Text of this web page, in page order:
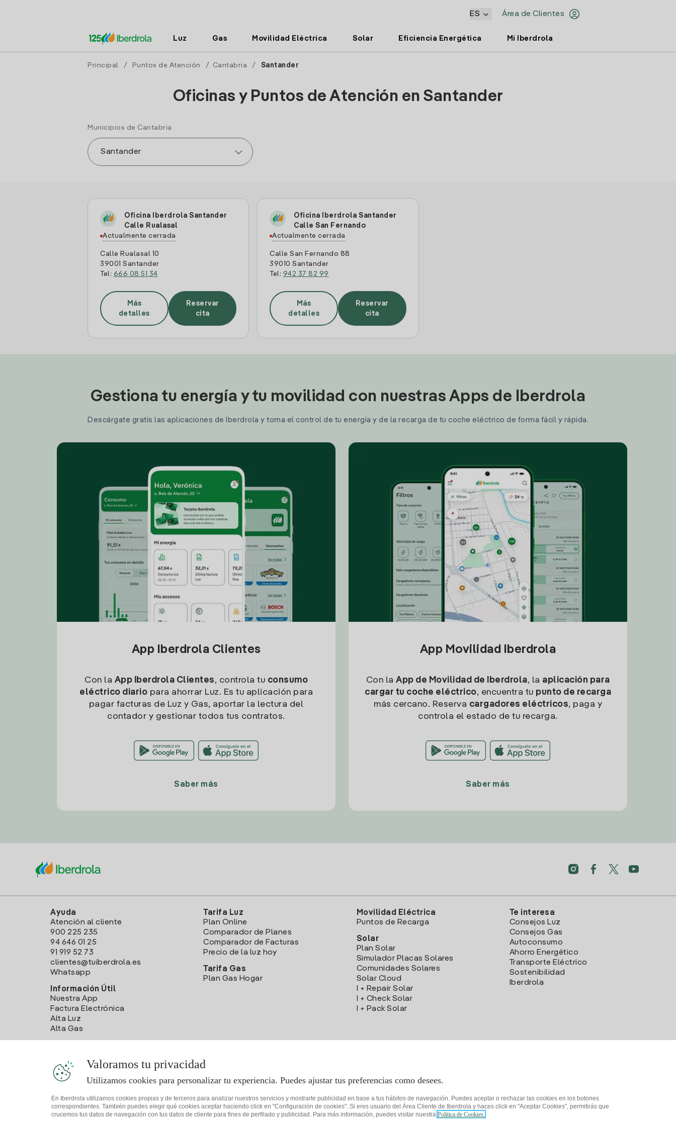
Área de Clientes
ES
Luz Gas Movilidad Eléctrica Solar Eficiencia Energética Mi Iberdrola
Principal / Puntos de Atención / Cantabria / Santander
Oficinas y Puntos de Atención en Santander
Municipios de Cantabria
Oficina Iberdrola Santander
Calle Rualasal
Actualmente cerrada
Calle Rualasal 10
39001 Santander
Tel: 666 08 51 34
Más
detalles
Reservar
cita
Oficina Iberdrola Santander
Calle San Fernando
Actualmente cerrada
Calle San Fernando 88
39010 Santander
Tel: 942 37 82 99
Más
detalles
Reservar
cita
Gestiona tu energía y tu movilidad con nuestras Apps de Iberdrola
Descárgate gratis las aplicaciones de Iberdrola y toma el control de tu energía y de la recarga de tu coche eléctrico de forma fácil y rápida.
App Iberdrola Clientes
Con la App Iberdrola Clientes, controla tu consumo
eléctrico diario para ahorrar Luz. Es tu aplicación para
pagar facturas de Luz y Gas, aportar la lectura del
contador y gestionar todos tus contratos.
Saber más
App Movilidad Iberdrola
Con la App de Movilidad de Iberdrola, la aplicación para
cargar tu coche eléctrico, encuentra tu punto de recarga
más cercano. Reserva cargadores eléctricos, paga y
controla el estado de tu recarga.
Saber más
Ayuda
Atención al cliente
900 225 235
94 646 01 25
91 919 52 73
clientes@tuiberdrola.es
Whatsapp
Información Útil
Nuestra App
Factura Electrónica
Alta Luz
Alta Gas
Tarifa Luz
Plan Online
Comparador de Planes
Comparador de Facturas
Precio de la luz hoy
Tarifa Gas
Plan Gas Hogar
Movilidad Eléctrica
Puntos de Recarga
Solar
Plan Solar
Simulador Placas Solares
Comunidades Solares
Solar Cloud
I + Repair Solar
I + Check Solar
I + Pack Solar
Te interesa
Consejos Luz
Consejos Gas
Autoconsumo
Ahorro Energético
Transporte Eléctrico
Sostenibilidad
Iberdrola
Valoramos tu privacidad
Utilizamos cookies para personalizar tu experiencia. Puedes ajustar tus preferencias como desees.
En Iberdrola utilizamos cookies propias y de terceros para analizar nuestros servicios y mostrarte publicidad en base a tus hábitos de navegación. Puedes aceptar o rechazar las cookies en los botones
correspondientes. También puedes elegir qué cookies aceptar haciendo click en "Configuración de cookies". Si eres usuario del Área Cliente de Iberdrola y haces click en "Aceptar Cookies", permitirás que
crucemos tus datos de navegación con tus datos de cliente para fines de perfilado y publicidad. Para más información, puedes visitar nuestra Política de Cookies.